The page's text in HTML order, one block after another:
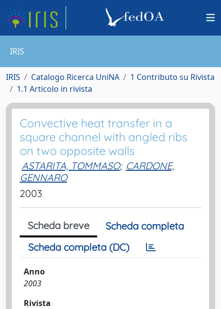
IRIS
IRIS Catalogo Ricerca UniNA
1 Contributo su Rivista
1.1 Articolo in rivista
Convective heat transfer in a
square channel with angled ribs
on two opposite walls
ASTARITA, TOMMASO; CARDONE,
GENNARO
2003
Scheda breve
Scheda completa
Scheda completa (DC)
Anno
2003
Rivista